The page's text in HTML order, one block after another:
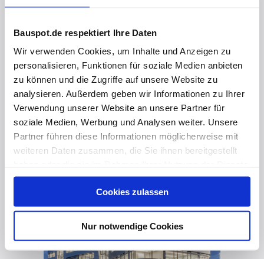
Bauspot.de respektiert Ihre Daten
Wir verwenden Cookies, um Inhalte und Anzeigen zu
personalisieren, Funktionen für soziale Medien anbieten
zu können und die Zugriffe auf unsere Website zu
analysieren. Außerdem geben wir Informationen zu Ihrer
Verwendung unserer Website an unsere Partner für
soziale Medien, Werbung und Analysen weiter. Unsere
Partner führen diese Informationen möglicherweise mit
weiteren Daten zusammen, die Sie ihnen bereitgestellt
gesammelt haben. Hier finden Sie Informationen zum
und unserImpressum.
Cookies zulassen
Nur notwendige Cookies
vor 7 Monaten